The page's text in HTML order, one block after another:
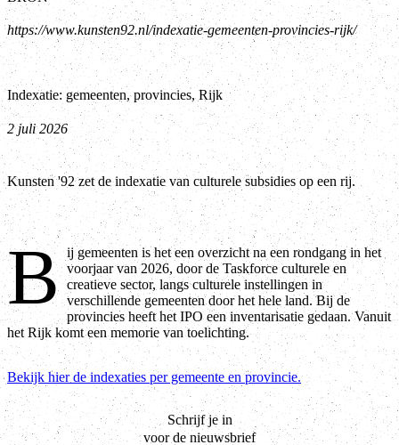
https://www.kunsten92.nl/indexatie-gemeenten-provincies-rijk/
Indexatie: gemeenten, provincies, Rijk
2 juli 2026
Kunsten '92 zet de indexatie van culturele subsidies op een rij.
B ij gemeenten is het een overzicht na een rondgang in het
voorjaar van 2026, door de Taskforce culturele en
creatieve sector, langs culturele instellingen in
verschillende gemeenten door het hele land. Bij de
provincies heeft het IPO een inventarisatie gedaan. Vanuit
het Rijk komt een memorie van toelichting.
Bekijk hier de indexaties per gemeente en provincie.
Schrijf je in
voor de nieuwsbrief